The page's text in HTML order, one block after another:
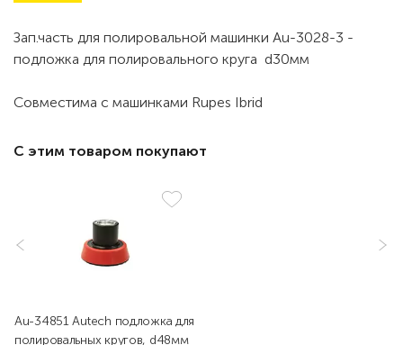
Зап.часть для полировальной машинки Au-3028-3 -
подложка для полировального круга d30мм
Совместима с машинками Rupes Ibrid
С этим товаром покупают
Au-34851 Autech подложка для
полировальных кругов, d48мм